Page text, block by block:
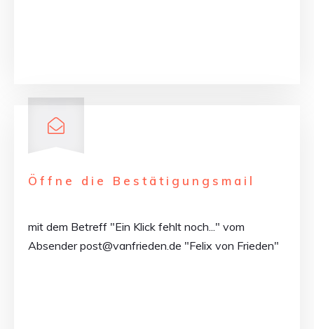
Öffne die Bestätigungsmail
mit dem Betreff "Ein Klick fehlt noch..." vom
Absender post@vanfrieden.de "Felix von Frieden"